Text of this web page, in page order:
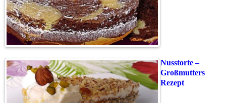
Nusstorte –
Großmutters
Rezept